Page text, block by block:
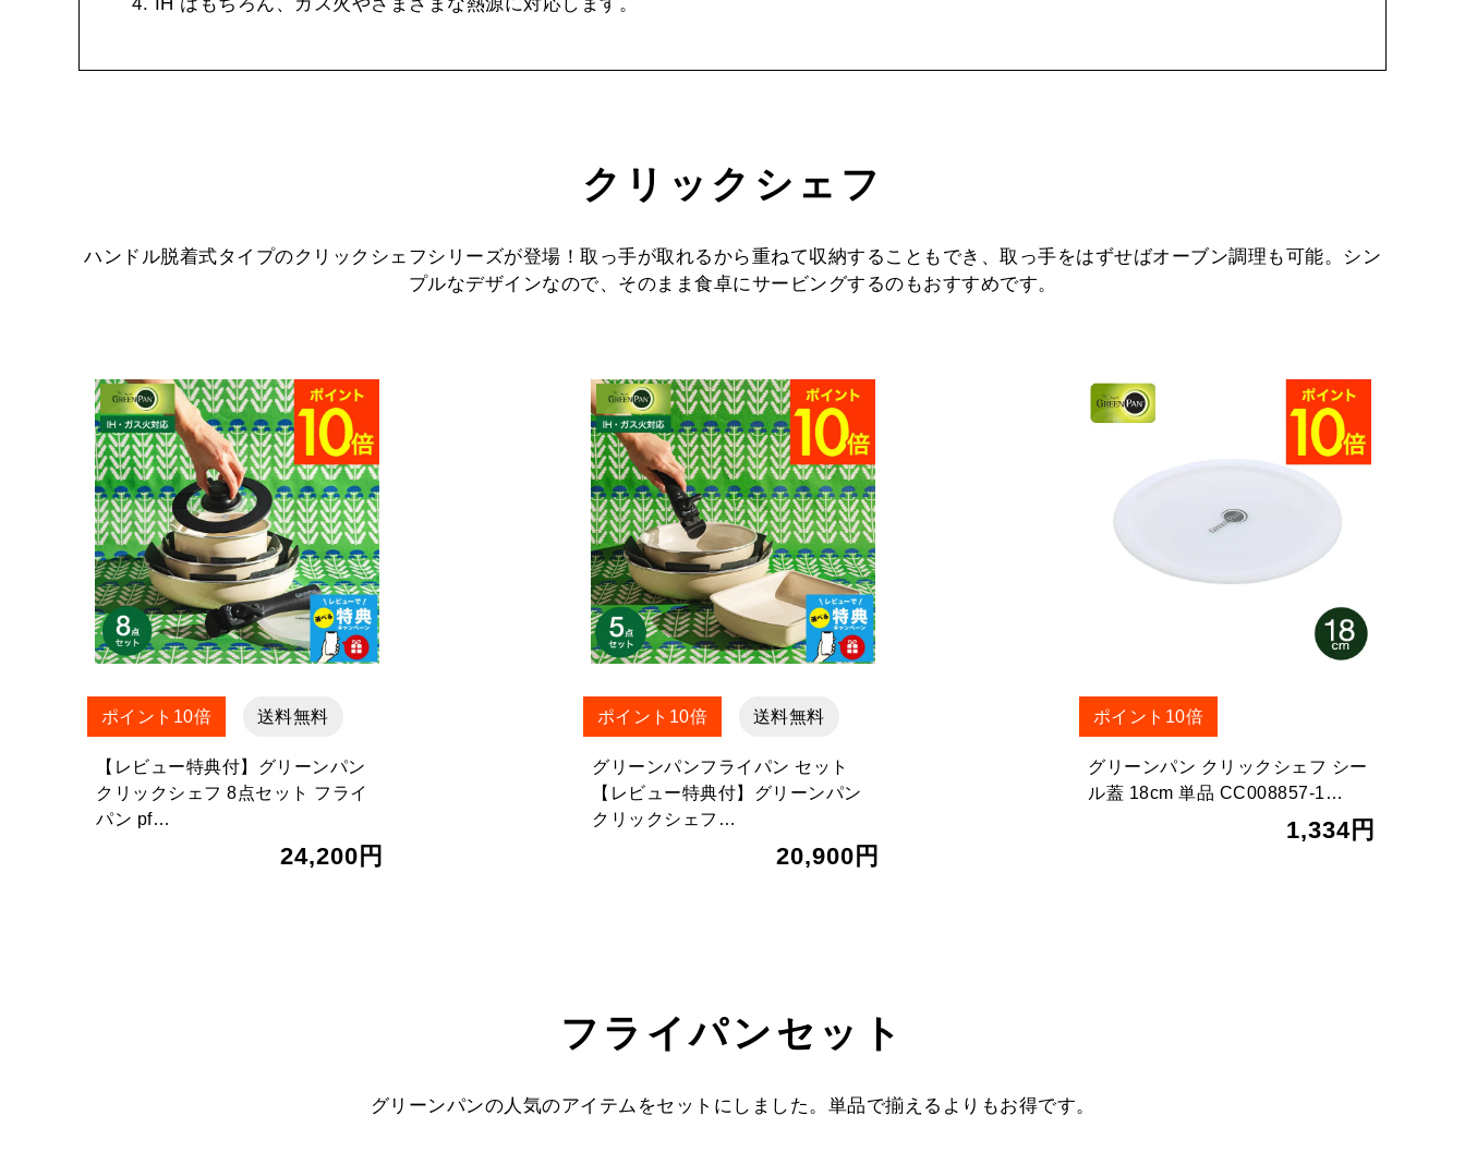
クリックシェフ
ハンドル脱着式タイプのクリックシェフシリーズが登場！取っ手が取れるから重ねて収納することもでき、取っ手をはずせばオーブン調理も可能。シン
プルなデザインなので、そのまま食卓にサービングするのもおすすめです。
ポイント10倍 送料無料
【レビュー特典付】グリーンパン
クリックシェフ 8点セット フライ
パン pf…
24,200円
ポイント10倍 送料無料
グリーンパンフライパン セット
【レビュー特典付】グリーンパン
クリックシェフ…
20,900円
ポイント10倍
グリーンパン クリックシェフ シー
ル蓋 18cm 単品 CC008857-1…
1,334円
フライパンセット
グリーンパンの人気のアイテムをセットにしました。単品で揃えるよりもお得です。